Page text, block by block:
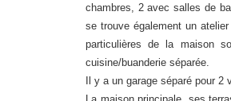
chambres, 2 avec salles de
se trouve également un
particulières de la maison
cuisine/buanderie séparée.
Il y a un garage séparé pour 2